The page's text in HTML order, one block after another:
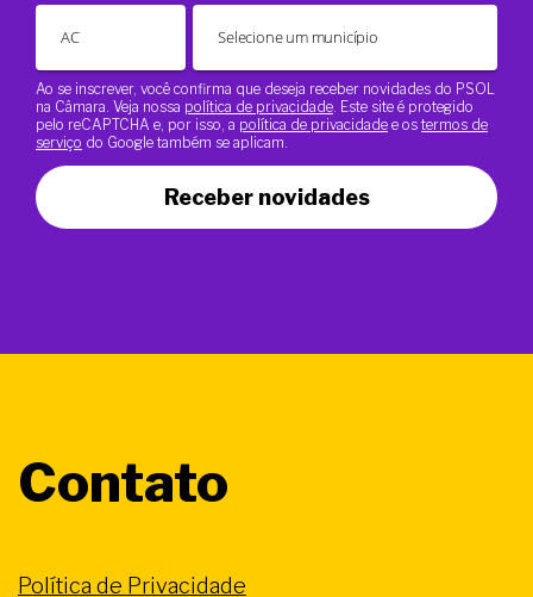
Ao se inscrever, você confirma que deseja receber novidades do PSOL
na Câmara. Veja nossa política de privacidade . Este site é protegido
pelo reCAPTCHA e, por isso, a política de privacidade e os termos de
serviço do Google também se aplicam.
Receber novidades
Contato
Política de Privacidade